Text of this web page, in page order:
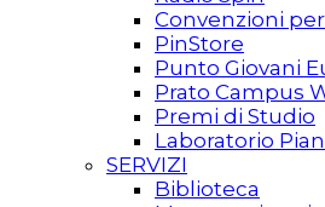
Convenzioni
PinStore
Punto Giovani
Prato Campus
Premi di Studio
Laboratorio
SERVIZI
Biblioteca